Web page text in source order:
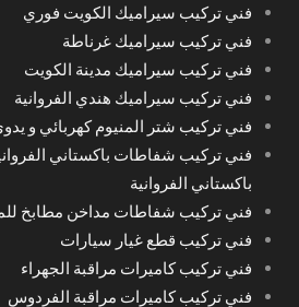
فني تركيب سيراميك الكويت فوري
فني تركيب سيراميك غرناطة
فني تركيب سيراميك مدينة الكويت
فني تركيب سيراميك هندي الفروانية
فني تركيب شتر المنيوم كهربائي و
فني تركيب شفاطات باكستاني
باكستاني الفروانية
فني تركيب شفاطات مداخن مطابخ
فني تركيب قطع غيار سيارات
فني تركيب كاميرات مراقبة الجهراء
فني تركيب كاميرات مراقبة الفردوس